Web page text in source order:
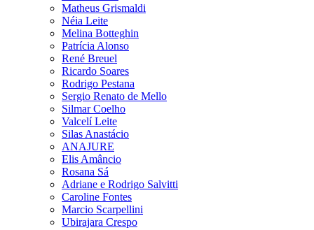
Matheus Grismaldi
Néia Leite
Melina Botteghin
Patrícia Alonso
René Breuel
Ricardo Soares
Rodrigo Pestana
Sergio Renato de Mello
Silmar Coelho
Valcelí Leite
Silas Anastácio
ANAJURE
Elis Amâncio
Rosana Sá
Adriane e Rodrigo Salvitti
Caroline Fontes
Marcio Scarpellini
Ubirajara Crespo